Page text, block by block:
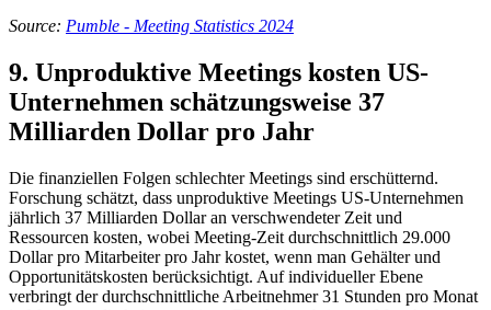
Source: Pumble - Meeting Statistics 2024
9. Unproduktive Meetings kosten US-
Unternehmen schätzungsweise 37
Milliarden Dollar pro Jahr
Die finanziellen Folgen schlechter Meetings sind erschütternd.
Forschung schätzt, dass unproduktive Meetings US-Unternehmen
jährlich 37 Milliarden Dollar an verschwendeter Zeit und
Ressourcen kosten, wobei Meeting-Zeit durchschnittlich 29.000
Dollar pro Mitarbeiter pro Jahr kostet, wenn man Gehälter und
Opportunitätskosten berücksichtigt. Auf individueller Ebene
verbringt der durchschnittliche Arbeitnehmer 31 Stunden pro Monat